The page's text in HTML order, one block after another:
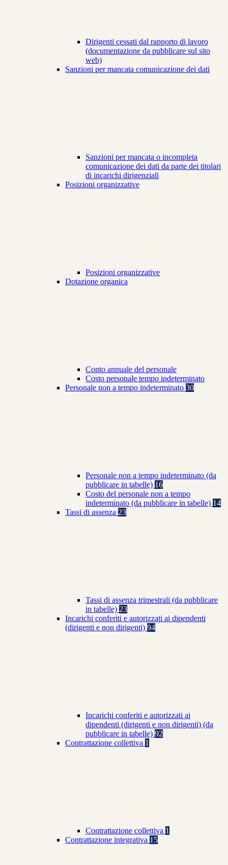
Dirigenti cessati dal rapporto di lavoro
(documentazione da pubblicare sul sito
web)
Sanzioni per mancata comunicazione dei dati
Sanzioni per mancata o incompleta
comunicazione dei dati da parte dei titolari
di incarichi dirigenziali
Posizioni organizzative
Posizioni organizzative
Dotazione organica
Conto annuale del personale
Costo personale tempo indeterminato
Personale non a tempo indeterminato 30
Personale non a tempo indeterminato (da
pubblicare in tabelle) 16
Costo del personale non a tempo
indeterminato (da pubblicare in tabelle) 14
Tassi di assenza 23
Tassi di assenza trimestrali (da pubblicare
in tabelle) 23
Incarichi conferiti e autorizzati ai dipendenti
(dirigenti e non dirigenti) 94
Incarichi conferiti e autorizzati ai
dipendenti (dirigenti e non dirigenti) (da
pubblicare in tabelle) 92
Contrattazione collettiva 1
Contrattazione collettiva 1
Contrattazione integrativa 15